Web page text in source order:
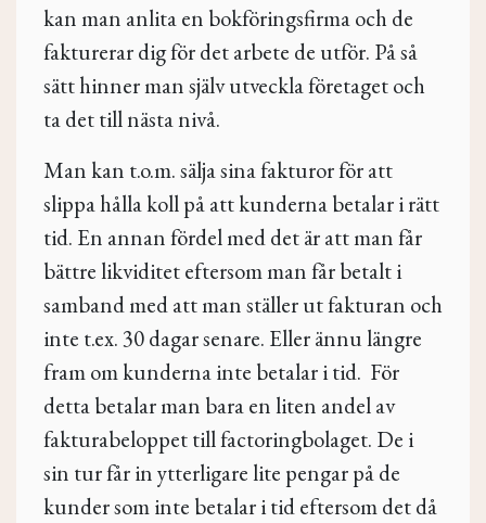
kan man anlita en bokföringsfirma och de
fakturerar dig för det arbete de utför. På så
sätt hinner man själv utveckla företaget och
ta det till nästa nivå.
Man kan t.o.m. sälja sina fakturor för att
slippa hålla koll på att kunderna betalar i rätt
tid. En annan fördel med det är att man får
bättre likviditet eftersom man får betalt i
samband med att man ställer ut fakturan och
inte t.ex. 30 dagar senare. Eller ännu längre
fram om kunderna inte betalar i tid. För
detta betalar man bara en liten andel av
fakturabeloppet till factoringbolaget. De i
sin tur får in ytterligare lite pengar på de
kunder som inte betalar i tid eftersom det då